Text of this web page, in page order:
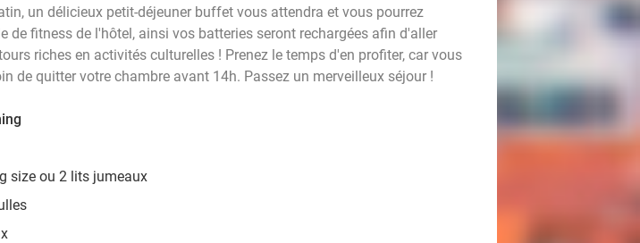
un délicieux petit-déjeuner buffet vous attendra et vous pourrez
de fitness de l'hôtel, ainsi vos batteries seront rechargées afin d'aller
riches en activités culturelles ! Prenez le temps d'en profiter, car vous
de quitter votre chambre avant 14h. Passez un merveilleux séjour !
size ou 2 lits jumeaux